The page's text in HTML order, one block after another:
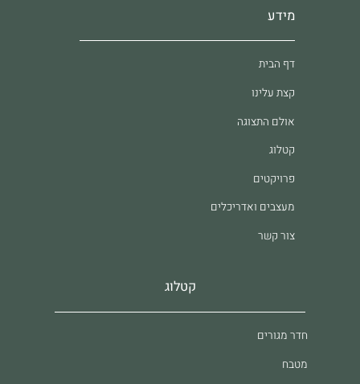
מידע
דף הבית
קצת עלינו
אולם התצוגה
קטלוג
פרויקטים
מעצבים ואדריכלים
צור קשר
קטלוג
חדר מגורים
מטבח